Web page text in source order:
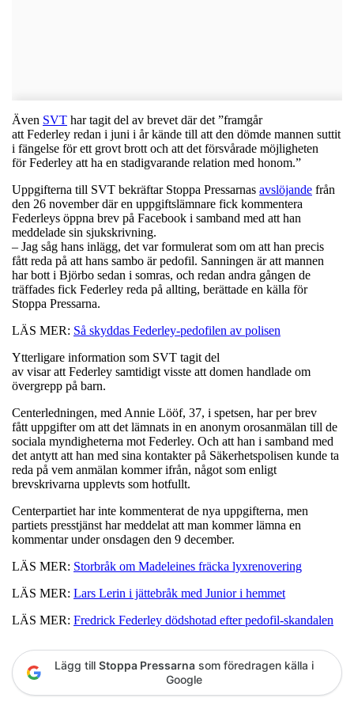
Även SVT har tagit del av brevet där det ”framgår
att Federley redan i juni i år kände till att den dömde mannen suttit
i fängelse för ett grovt brott och att det försvårade möjligheten
för Federley att ha en stadigvarande relation med honom.”
Uppgifterna till SVT bekräftar Stoppa Pressarnas avslöjande från
den 26 november där en uppgiftslämnare fick kommentera
Federleys öppna brev på Facebook i samband med att han
meddelade sin sjukskrivning.
– Jag såg hans inlägg, det var formulerat som om att han precis
fått reda på att hans sambo är pedofil. Sanningen är att mannen
har bott i Björbo sedan i somras, och redan andra gången de
träffades fick Federley reda på allting, berättade en källa för
Stoppa Pressarna.
LÄS MER: Så skyddas Federley-pedofilen av polisen
Ytterligare information som SVT tagit del
av visar att Federley samtidigt visste att domen handlade om
övergrepp på barn.
Centerledningen, med Annie Lööf, 37, i spetsen, har per brev
fått uppgifter om att det lämnats in en anonym orosanmälan till de
sociala myndigheterna mot Federley. Och att han i samband med
det antytt att han med sina kontakter på Säkerhetspolisen kunde ta
reda på vem anmälan kommer ifrån, något som enligt
brevskrivarna upplevts som hotfullt.
Centerpartiet har inte kommenterat de nya uppgifterna, men
partiets presstjänst har meddelat att man kommer lämna en
kommentar under onsdagen den 9 december.
LÄS MER: Storbråk om Madeleines fräcka lyxrenovering
LÄS MER: Lars Lerin i jättebråk med Junior i hemmet
LÄS MER: Fredrick Federley dödshotad efter pedofil-skandalen
Lägg till Stoppa Pressarna som föredragen källa i
Google